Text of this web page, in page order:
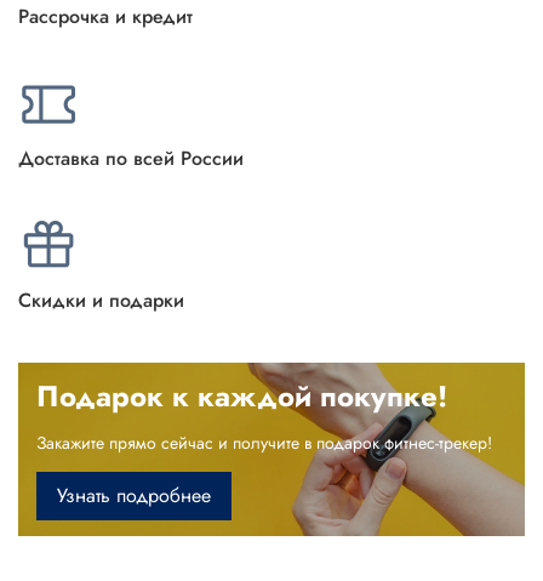
Рассрочка и кредит
Доставка по всей России
Скидки и подарки
Подарок к каждой покупке!
Закажите прямо сейчас и получите в подарок фитнес-трекер!
Узнать подробнее